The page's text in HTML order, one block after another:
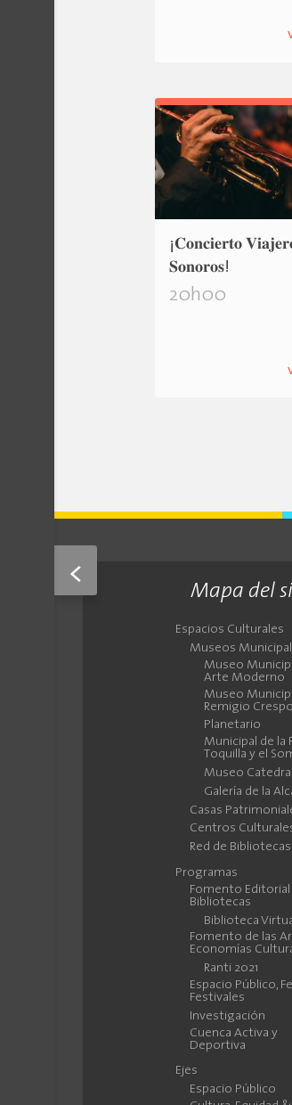
<
¡𝐂𝐨𝐧𝐜𝐢𝐞𝐫𝐭𝐨
𝐒𝐨𝐧𝐨𝐫𝐨𝐬!
20h00
Mapa del
Espacios Culturales
Museos
Museo
Arte Moderno
Museo
Remigio Crespo
Planetario
Municipal de la
Toquilla y el
Museo
Galería de la
Casas
Centros
Red de Bibliotecas
Programas
Fomento Editorial
Bibliotecas
Biblioteca
Fomento de las
Economías
Ranti 2021
Espacio Público,
Festivales
Investigación
Cuenca Activa y
Deportiva
Ejes
Espacio Público